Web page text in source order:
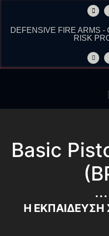
DEFENSIVE FIRE ARMS -
RISK
Basic
Η ΕΚΠΑΙΔΕΥΣΗ